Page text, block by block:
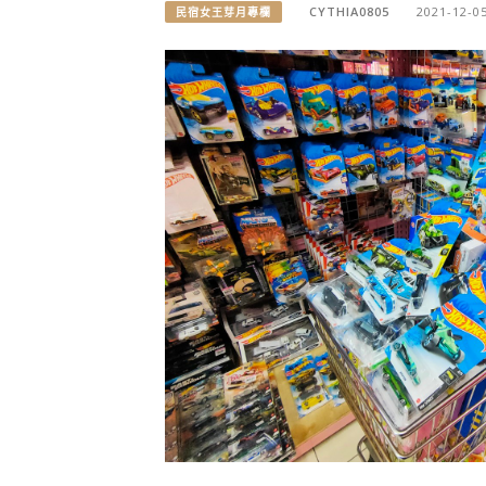
民宿女王芽月專欄 CYTHIA0805 2021-12-